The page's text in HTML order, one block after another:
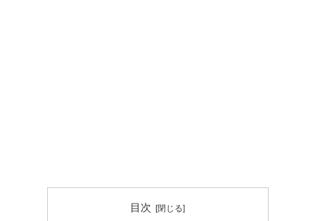
目次